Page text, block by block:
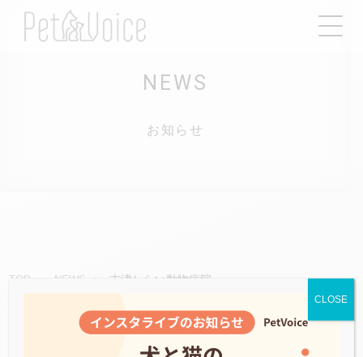
NEWS
お知らせ
TOP NEWS 志津しらい動物病院
CLOSE